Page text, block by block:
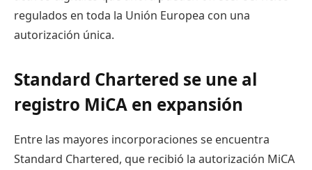
regulados en toda la Unión Europea con una
autorización única.
Standard Chartered se une al
registro MiCA en expansión
Entre las mayores incorporaciones se encuentra
Standard Chartered, que recibió la autorización MiCA